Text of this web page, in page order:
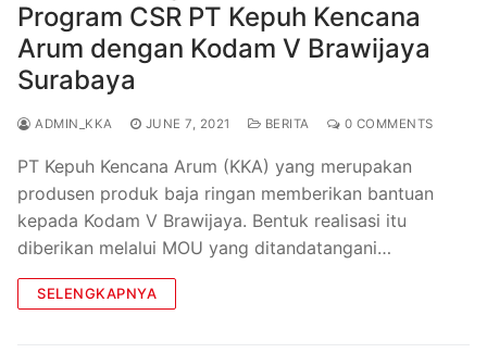
Program CSR PT Kepuh Kencana
Arum dengan Kodam V Brawijaya
Surabaya
ADMIN_KKA JUNE 7, 2021 BERITA 0 COMMENTS
PT Kepuh Kencana Arum (KKA) yang merupakan
produsen produk baja ringan memberikan bantuan
kepada Kodam V Brawijaya. Bentuk realisasi itu
diberikan melalui MOU yang ditandatangani…
SELENGKAPNYA